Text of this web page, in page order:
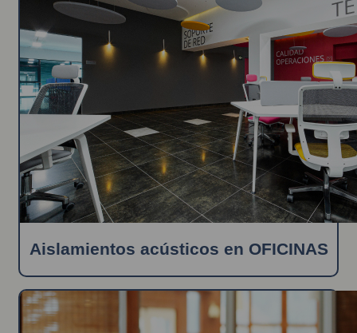
Aislamientos acústicos en OFICINAS